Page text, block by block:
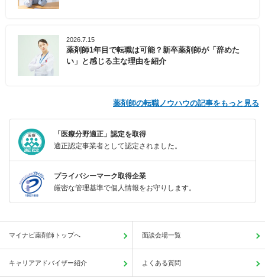
2026.7.15
薬剤師1年目で転職は可能？新卒薬剤師が「辞めた
い」と感じる主な理由を紹介
薬剤師の転職ノウハウの記事をもっと見る
「医療分野適正」認定を取得
適正認定事業者として認定されました。
プライバシーマーク取得企業
厳密な管理基準で個人情報をお守りします。
マイナビ薬剤師トップへ 面談会場一覧
キャリアアドバイザー紹介 よくある質問